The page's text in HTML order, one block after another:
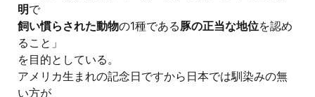
明で
飼い慣らされた動物の1種である豚の正当な地位を認め
ること」
を目的としている。
アメリカ生まれの記念日ですから日本では馴染みの無
い方が